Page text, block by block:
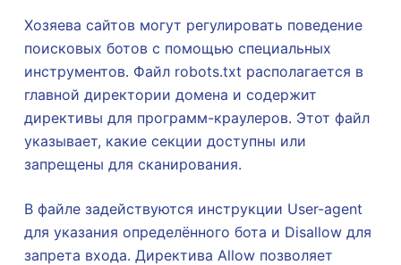
Хозяева сайтов могут регулировать поведение
поисковых ботов с помощью специальных
инструментов. Файл robots.txt располагается в
главной директории домена и содержит
директивы для программ-краулеров. Этот файл
указывает, какие секции доступны или
запрещены для сканирования.
В файле задействуются инструкции User-agent
для указания определённого бота и Disallow для
запрета входа. Директива Allow позволяет